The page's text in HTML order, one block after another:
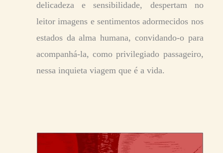
delicadeza e sensibilidade, despertam no
leitor imagens e sentimentos adormecidos nos
estados da alma humana, convidando-o para
acompanhá-la, como privilegiado passageiro,
nessa inquieta viagem que é a vida.